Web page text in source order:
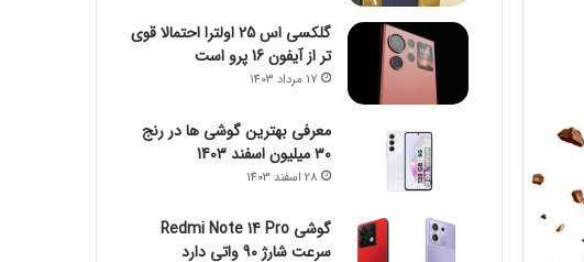
گلکسی اس 25 اولترا احتمالا قوی
تر از آیفون 16 پرو است
17 مرداد 1403
معرفی بهترین گوشی ها در رنج
۳۰ میلیون اسفند 1403
28 اسفند 1403
گوشی Redmi Note 14 Pro
سرعت شارژ 90 واتی دارد